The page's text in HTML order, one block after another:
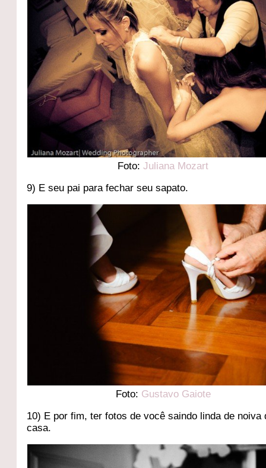
Foto:Juliana Mozart
9) E seu pai para fechar seu sapato.
Foto: Gustavo Gaiote
10) E por fim, ter fotos de você saindo linda de noiva
casa.